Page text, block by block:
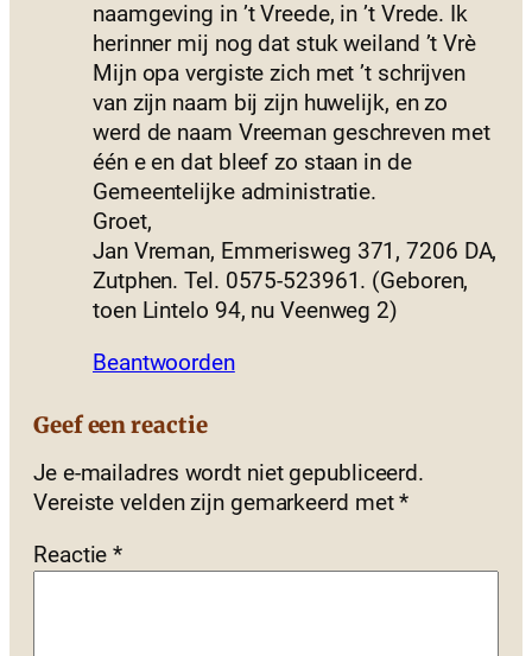
naamgeving in ’t Vreede, in ’t Vrede. Ik
herinner mij nog dat stuk weiland ’t Vrè
Mijn opa vergiste zich met ’t schrijven
van zijn naam bij zijn huwelijk, en zo
werd de naam Vreeman geschreven met
één e en dat bleef zo staan in de
Gemeentelijke administratie.
Groet,
Jan Vreman, Emmerisweg 371, 7206 DA,
Zutphen. Tel. 0575-523961. (Geboren,
toen Lintelo 94, nu Veenweg 2)
Beantwoorden
Geef een reactie
Je e-mailadres wordt niet gepubliceerd.
Vereiste velden zijn gemarkeerd met*
Reactie*